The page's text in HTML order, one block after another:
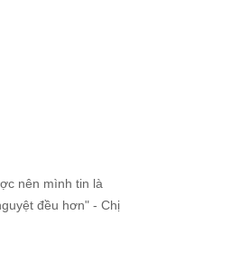
nên mình tin là
đều hơn" - Chị